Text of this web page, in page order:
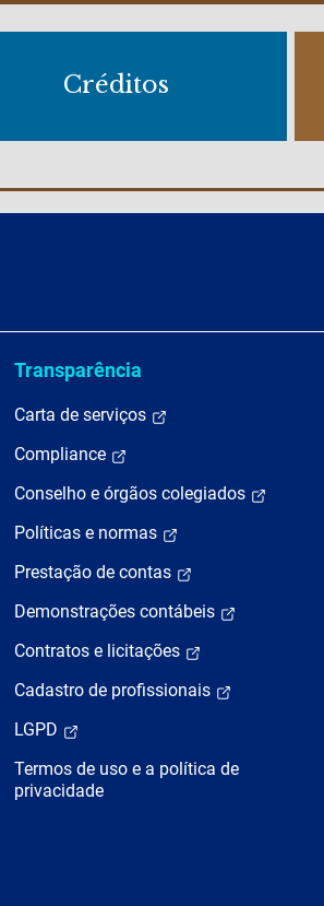
Créditos
Transparência
Carta de serviços
Compliance
Conselho e órgãos colegiados
Políticas e normas
Prestação de contas
Demonstrações contábeis
Contratos e licitações
Cadastro de profissionais
LGPD
Termos de uso e a política de
privacidade